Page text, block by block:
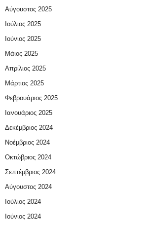
Αύγουστος 2025
Ιούλιος 2025
Ιούνιος 2025
Μάιος 2025
Απρίλιος 2025
Μάρτιος 2025
Φεβρουάριος 2025
Ιανουάριος 2025
Δεκέμβριος 2024
Νοέμβριος 2024
Οκτώβριος 2024
Σεπτέμβριος 2024
Αύγουστος 2024
Ιούλιος 2024
Ιούνιος 2024